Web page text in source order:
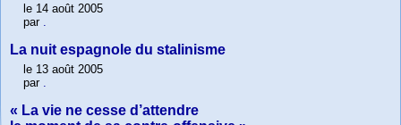
le 14 août 2005
par
La nuit espagnole du stalinisme
le 13 août 2005
par
« La vie ne cesse d’attendre